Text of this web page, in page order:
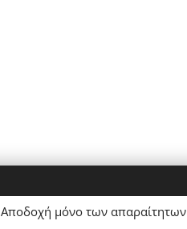
Αποδοχή μόνο των απαραίτητων